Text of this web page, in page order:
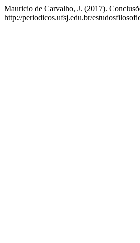
Mauricio de Carvalho, J. (2017).
http://periodicos.ufsj.edu.br/